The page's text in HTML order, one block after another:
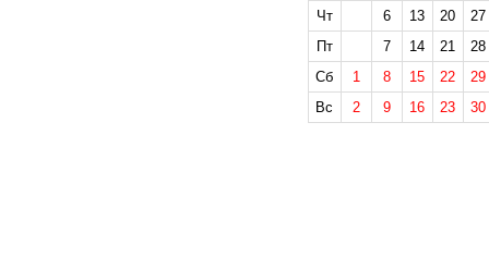
Чт
6 13 20
27
Пт
7 14 21
28
Сб
1 8 15 22
29
Вс
2 9 16 23 30